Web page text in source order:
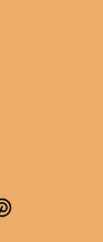
Pinterest